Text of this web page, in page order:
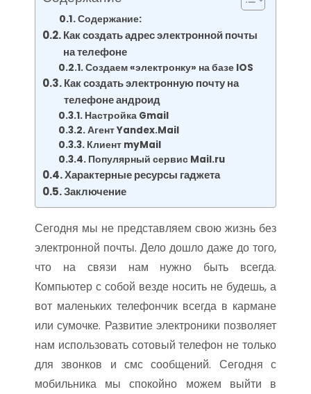
Содержание:
Как создать адрес электронной почты
на телефоне
Создаем «электронку» на базе IOS
Как создать электронную почту на
телефоне андроид
Настройка Gmail
Агент Yandex.Mail
Клиент myMail
Популярный сервис Mail.ru
Характерные ресурсы гаджета
Заключение
Сегодня мы не представляем свою жизнь без
электронной почты. Дело дошло даже до того,
что на связи нам нужно быть всегда.
Компьютер с собой везде носить не будешь, а
вот маленьких телефончик всегда в кармане
или сумочке. Развитие электроники позволяет
нам использовать сотовый телефон не только
для звонков и смс сообщений. Сегодня с
мобильника мы спокойно можем выйти в